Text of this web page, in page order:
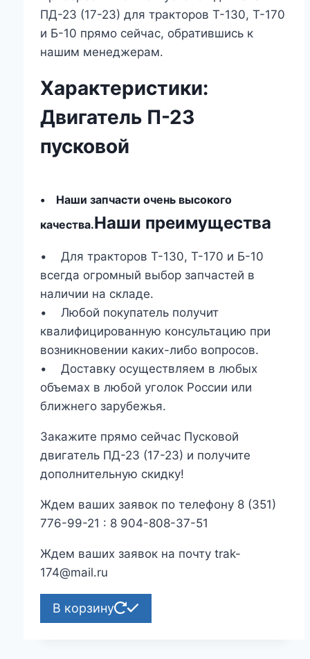
ПД-23 (17-23) для тракторов Т-130, Т-170
и Б-10 прямо сейчас, обратившись к
нашим менеджерам.
Характеристики:
Двигатель П-23
пусковой
• Наши запчасти очень высокого
качества.Наши преимущества
• Для тракторов Т-130, Т-170 и Б-10
всегда огромный выбор запчастей в
наличии на складе.
• Любой покупатель получит
квалифицированную консультацию при
возникновении каких-либо вопросов.
• Доставку осуществляем в любых
объемах в любой уголок России или
ближнего зарубежья.
Закажите прямо сейчас Пусковой
двигатель ПД-23 (17-23) и получите
дополнительную скидку!
Ждем ваших заявок по телефону 8 (351)
776-99-21 : 8 904-808-37-51
Ждем ваших заявок на почту trak-
174@mail.ru
В корзину